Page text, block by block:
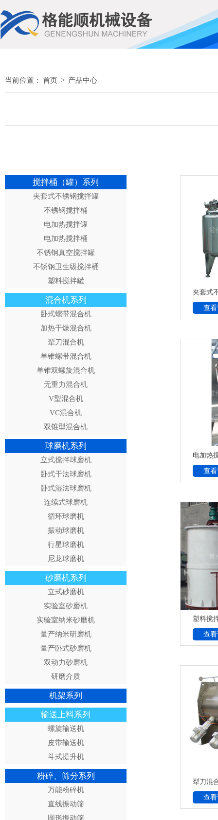
当前位置： 首页 > 产品中心
搅拌桶（罐）系列
夹套式不锈钢搅拌罐
不锈钢搅拌桶
电加热搅拌罐
电加热搅拌桶
不锈钢真空搅拌罐
不锈钢卫生级搅拌桶
塑料搅拌罐
混合机系列
卧式螺带混合机
加热干燥混合机
犁刀混合机
单锥螺带混合机
单锥双螺旋混合机
无重力混合机
V型混合机
VC混合机
双锥型混合机
球磨机系列
立式搅拌球磨机
卧式干法球磨机
卧式湿法球磨机
连续式球磨机
循环球磨机
振动球磨机
行星球磨机
尼龙球磨机
砂磨机系列
立式砂磨机
实验室砂磨机
实验室纳米砂磨机
量产纳米研磨机
量产卧式砂磨机
双动力砂磨机
研磨介质
机架系列
输送上料系列
螺旋输送机
皮带输送机
斗式提升机
粉碎、筛分系列
万能粉碎机
直线振动筛
圆形振动筛
夹套式
查
电加热
查
塑料搅
查
犁刀混
查